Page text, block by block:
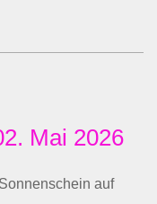
Mai 2026
auf